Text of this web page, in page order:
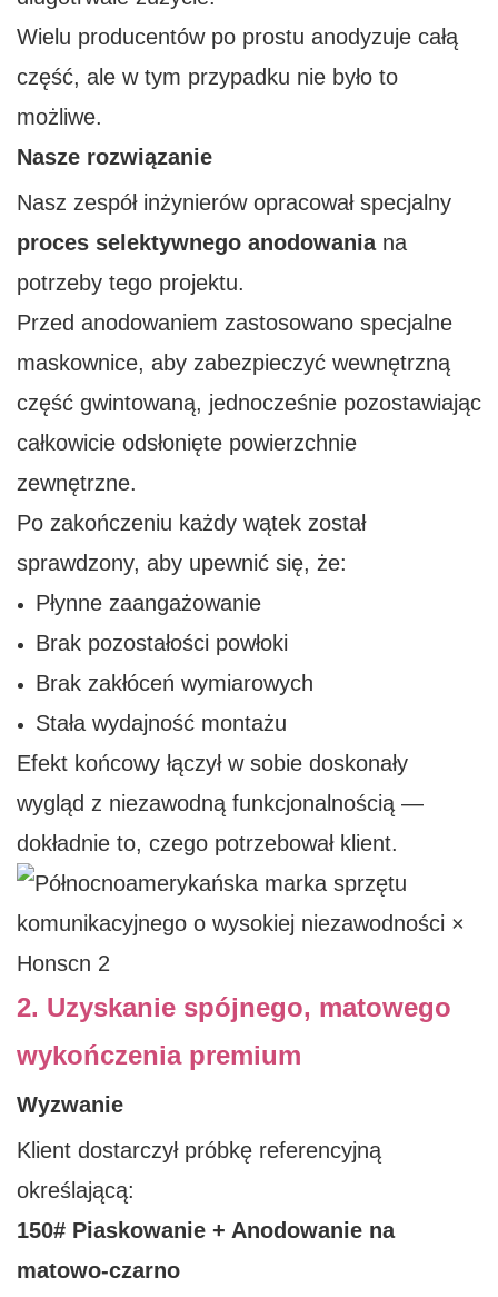
Wielu producentów po prostu anodyzuje całą
część, ale w tym przypadku nie było to
możliwe.
Nasze rozwiązanie
Nasz zespół inżynierów opracował specjalny
proces selektywnego anodowaniana
potrzeby tego projektu.
Przed anodowaniem zastosowano specjalne
maskownice, aby zabezpieczyć wewnętrzną
część gwintowaną, jednocześnie pozostawiając
całkowicie odsłonięte powierzchnie
zewnętrzne.
Po zakończeniu każdy wątek został
sprawdzony, aby upewnić się, że:
Płynne zaangażowanie
Brak pozostałości powłoki
Brak zakłóceń wymiarowych
Stała wydajność montażu
Efekt końcowy łączył w sobie doskonały
wygląd z niezawodną funkcjonalnością —
dokładnie to, czego potrzebował klient.
2. Uzyskanie spójnego, matowego
wykończenia premium
Wyzwanie
Klient dostarczył próbkę referencyjną
określającą:
150# Piaskowanie + Anodowanie na
matowo-czarno